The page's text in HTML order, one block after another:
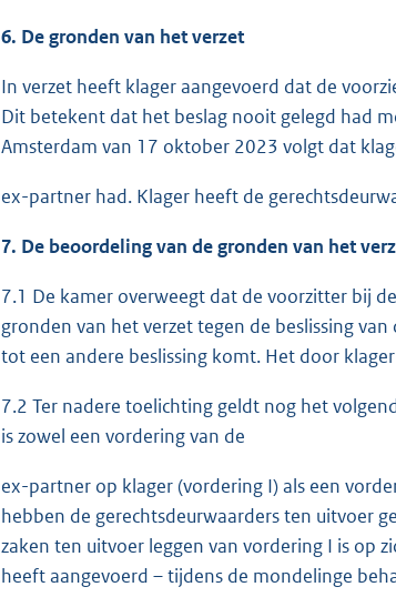
6. De gronden van het verzet
In verzet heeft klager aangevoerd dat de
Dit betekent dat het beslag nooit gelegd had
Amsterdam van 17 oktober 2023 volgt dat
ex-partner had. Klager heeft de
7. De beoordeling van de gronden van het
7.1 De kamer overweegt dat de voorzitter bij
gronden van het verzet tegen de beslissing
tot een andere beslissing komt. Het door
7.2 Ter nadere toelichting geldt nog het
is zowel een vordering van de
ex-partner op klager (vordering I) als een
hebben de gerechtsdeurwaarders ten uitvoer
zaken ten uitvoer leggen van vordering I is op
heeft aangevoerd – tijdens de mondelinge